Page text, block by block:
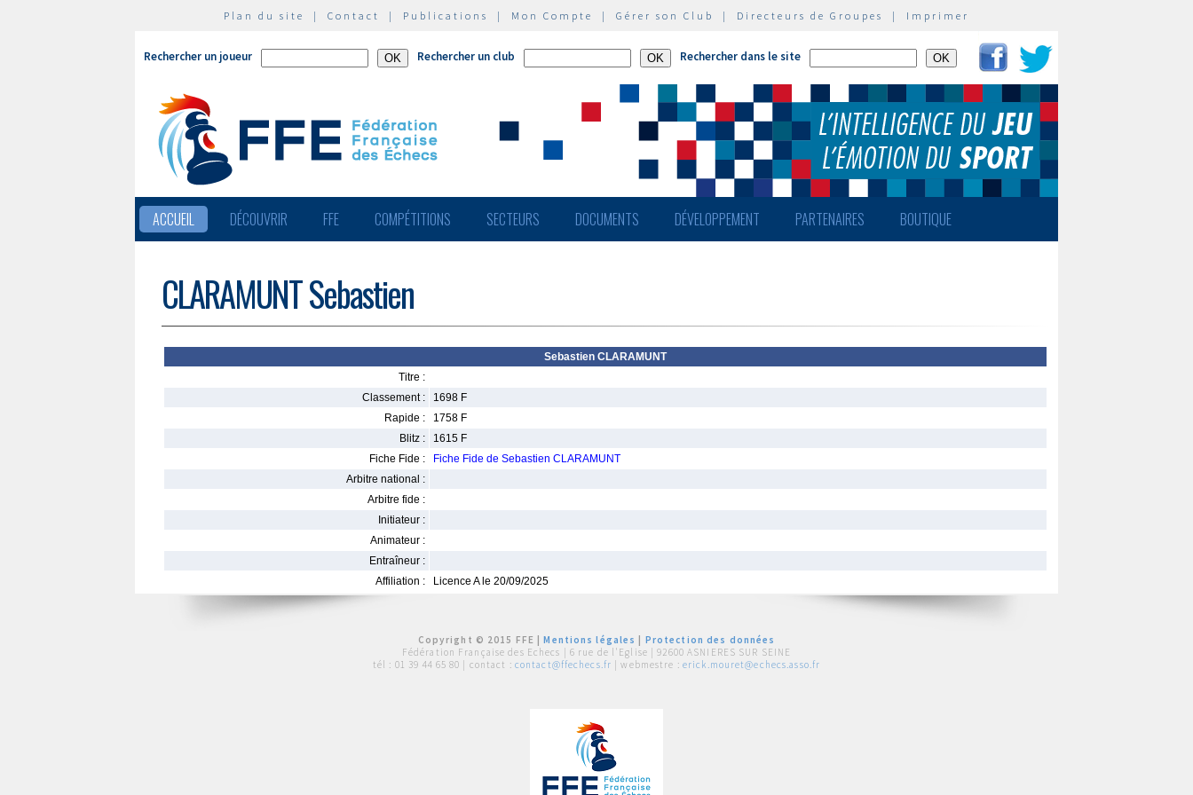
Plan du site | Contact | Publications | Mon Compte | Gérer son Club | Directeurs de Groupes | Imprimer
Rechercher un joueur Rechercher un club Rechercher dans le site
ACCUEIL DÉCOUVRIR FFE COMPÉTITIONS SECTEURS DOCUMENTS DÉVELOPPEMENT PARTENAIRES BOUTIQUE
CLARAMUNT Sebastien
Sebastien CLARAMUNT
Titre :
Classement :
1698 F
Rapide :
1758 F
Blitz :
1615 F
Fiche Fide :
Fiche Fide de Sebastien CLARAMUNT
Arbitre national :
Arbitre fide :
Initiateur :
Animateur :
Entraîneur :
Affiliation :
Licence A le 20/09/2025
Copyright © 2015 FFE |Mentions légales
Protection des données
Fédération Française des Echecs | 6 rue de l'Eglise | 92600 ASNIERES SUR SEINE
tél : 01 39 44 65 80 | contact : contact@ffechecs.fr | webmestre : erick.mouret@echecs.asso.fr